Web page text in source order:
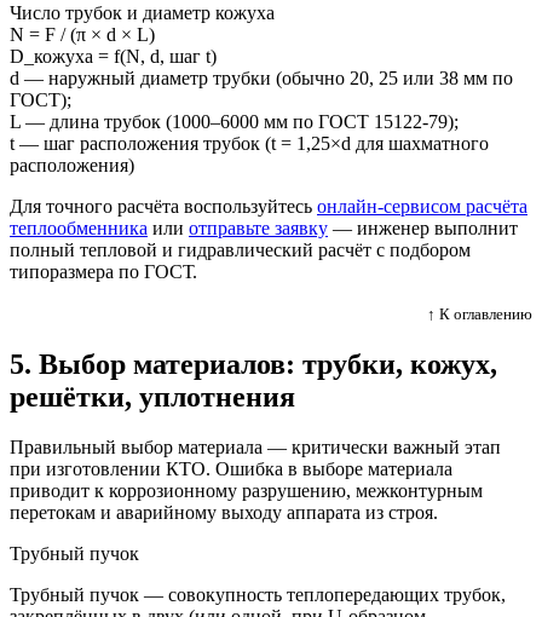
Число трубок и диаметр кожуха
N = F / (π × d × L)
D_кожуха = f(N, d, шаг t)
d — наружный диаметр трубки (обычно 20, 25 или 38 мм по
ГОСТ);
L — длина трубок (1000–6000 мм по ГОСТ 15122-79);
t — шаг расположения трубок (t = 1,25×d для шахматного
расположения)
Для точного расчёта воспользуйтесь онлайн-сервисом расчёта
теплообменника или отправьте заявку — инженер выполнит
полный тепловой и гидравлический расчёт с подбором
типоразмера по ГОСТ.
↑ К оглавлению
5. Выбор материалов: трубки, кожух,
решётки, уплотнения
Правильный выбор материала — критически важный этап
при изготовлении КТО. Ошибка в выборе материала
приводит к коррозионному разрушению, межконтурным
перетокам и аварийному выходу аппарата из строя.
Трубный пучок
Трубный пучок — совокупность теплопередающих трубок,